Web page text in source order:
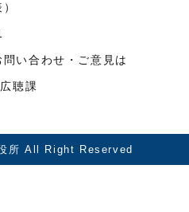
い合わせ・ご意見は
聴課
所 All Right Reserved